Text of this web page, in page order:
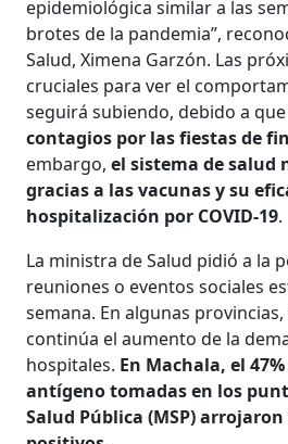
epidemiológica similar a las
brotes de la pandemia”,
Salud, Ximena Garzón. Las
cruciales para ver el
seguirá subiendo, debido a
contagios por las fiestas de
embargo,el sistema de salud
gracias a las vacunas y su
hospitalización por COVID-19.
La ministra de Salud pidió a la
reuniones o eventos sociales
semana. En algunas
continúa el aumento de la
hospitales. En Machala, el
antígeno tomadas en los
Salud Pública (MSP)